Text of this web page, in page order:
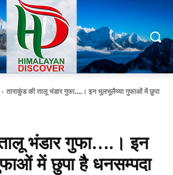
ताराकुंड की तालू भंडार गुफा….। इन भूलभूलैय्या गुफाओं में छुपा
भंडार गुफा….। इन
में छुपा है धनसम्पदा